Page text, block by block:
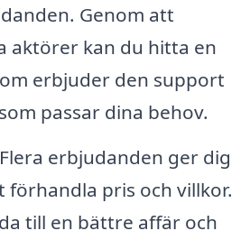
Genom att
aktörer kan du hitta en
erbjuder den support
passar dina behov.
Flera erbjudanden ger dig
förhandla pris och villkor.
till en bättre affär och